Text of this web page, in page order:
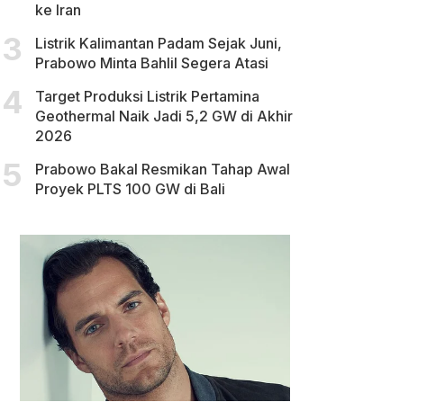
ke Iran
Listrik Kalimantan Padam Sejak Juni,
Prabowo Minta Bahlil Segera Atasi
Target Produksi Listrik Pertamina
Geothermal Naik Jadi 5,2 GW di Akhir
2026
Prabowo Bakal Resmikan Tahap Awal
Proyek PLTS 100 GW di Bali